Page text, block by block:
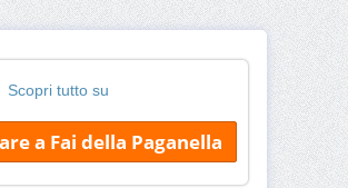
Scopri tutto su
a Fai della Paganella